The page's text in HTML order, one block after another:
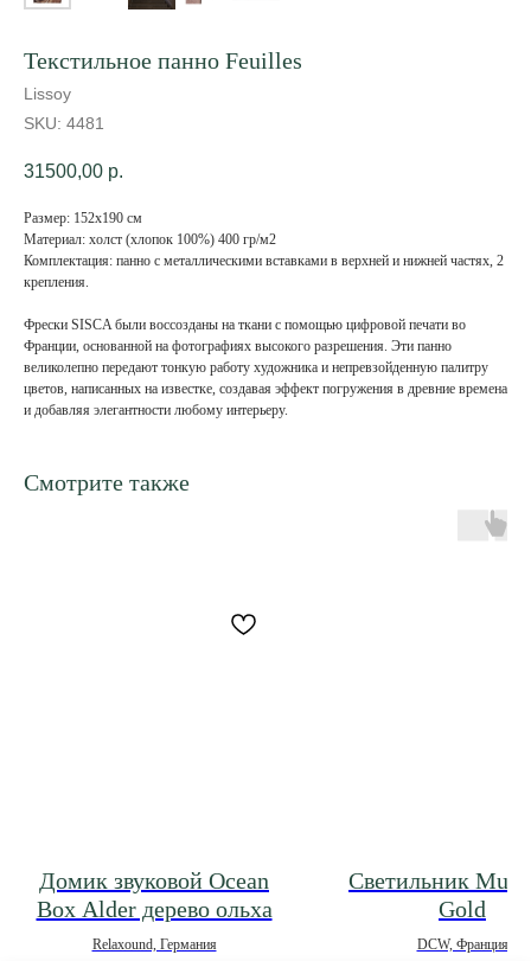
Текстильное панно Feuilles
Lissoy
SKU: 4481
31500,00 р.
Размер: 152х190 см
Материал: холст (хлопок 100%) 400 гр/м2
Комплектация: панно с металлическими вставками в верхней и нижней частях, 2
крепления.
Фрески SISCA были воссозданы на ткани с помощью цифровой печати во
Франции, основанной на фотографиях высокого разрешения. Эти панно
великолепно передают тонкую работу художника и непревзойденную палитру
цветов, написанных на известке, создавая эффект погружения в древние времена
и добавляя элегантности любому интерьеру.
Смотрите также
Домик звуковой Ocean
Box Alder дерево ольха
Relaxound, Германия
Светильник
Gold
DCW, Франция